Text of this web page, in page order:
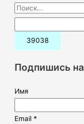
П
о
и
:Подпишись
Имя
Email *